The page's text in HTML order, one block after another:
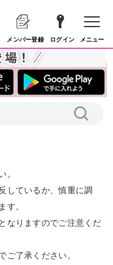
メンバー登録 ログイン メニュー
。
しているか、慎重に調
す。
なりますのでご注意くだ
ご了承ください。